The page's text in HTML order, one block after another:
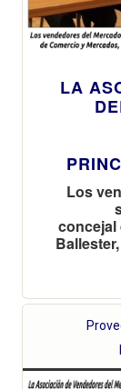
LA
Los
concejal